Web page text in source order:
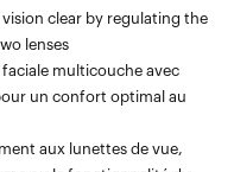
vision clear by regulating the
lenses
multicouche avec
un confort optimal au
aux lunettes de vue,